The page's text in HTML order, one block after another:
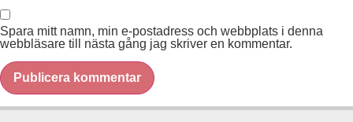
Spara mitt namn, min e-postadress och webbplats i denna
webbläsare till nästa gång jag skriver en kommentar.